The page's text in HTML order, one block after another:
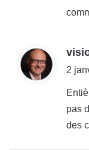
2
pas
des